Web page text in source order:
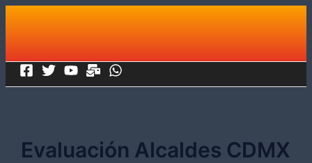
Ir
Evaluación Alcaldes CDMX